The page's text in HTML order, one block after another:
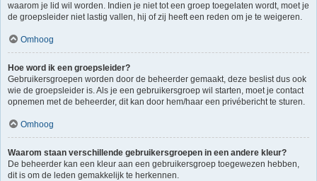
waarom je lid wil worden. Indien je niet tot een groep toegelaten wordt, moet je
de groepsleider niet lastig vallen, hij of zij heeft een reden om je te weigeren.
Omhoog
Hoe word ik een groepsleider?
Gebruikersgroepen worden door de beheerder gemaakt, deze beslist dus ook
wie de groepsleider is. Als je een gebruikersgroep wil starten, moet je contact
opnemen met de beheerder, dit kan door hem/haar een privébericht te sturen.
Omhoog
Waarom staan verschillende gebruikersgroepen in een andere kleur?
De beheerder kan een kleur aan een gebruikersgroep toegewezen hebben,
dit is om de leden gemakkelijk te herkennen.